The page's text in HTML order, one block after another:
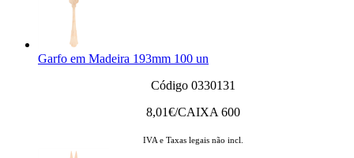
Garfo em Madeira 193mm 100 un
Código 0330131
8,01€/CAIXA 600
IVA e Taxas legais não incl.